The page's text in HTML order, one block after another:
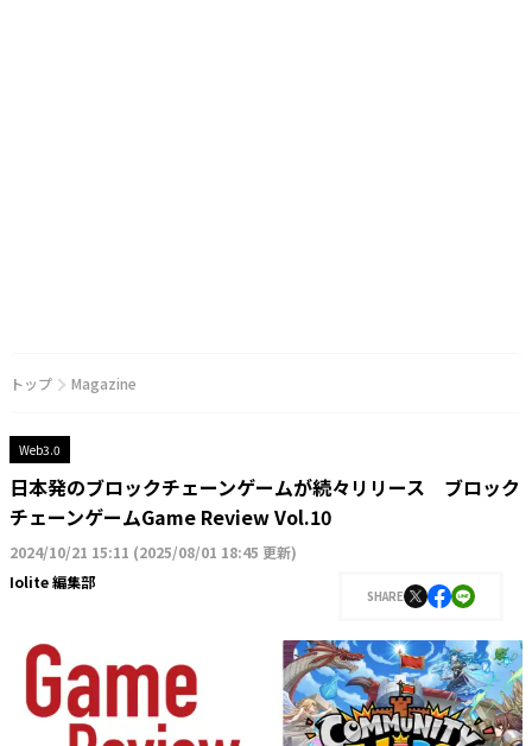
トップ Magazine
Web3.0
日本発のブロックチェーンゲームが続々リリース ブロック
チェーンゲームGame Review Vol.10
2024/10/21 15:11 (2025/08/01 18:45 更新)
Iolite 編集部
SHARE